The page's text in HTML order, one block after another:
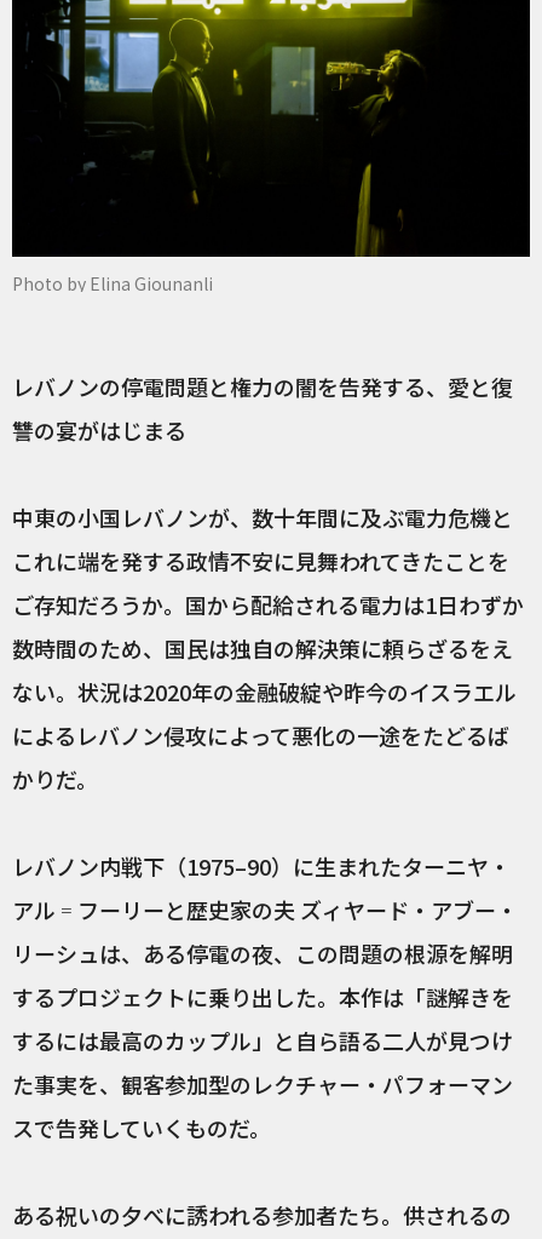
Photo by Elina Giounanli
レバノンの停電問題と権力の闇を告発する、愛と復
讐の宴がはじまる
中東の小国レバノンが、数十年間に及ぶ電力危機と
これに端を発する政情不安に見舞われてきたことを
ご存知だろうか。国から配給される電力は1日わずか
数時間のため、国民は独自の解決策に頼らざるをえ
ない。状況は2020年の金融破綻や昨今のイスラエル
によるレバノン侵攻によって悪化の一途をたどるば
かりだ。
レバノン内戦下（1975–90）に生まれたターニヤ・
アル゠フーリーと歴史家の夫 ズィヤード・アブー・
リーシュは、ある停電の夜、この問題の根源を解明
するプロジェクトに乗り出した。本作は「謎解きを
するには最高のカップル」と自ら語る二人が見つけ
た事実を、観客参加型のレクチャー・パフォーマン
スで告発していくものだ。
ある祝いの夕べに誘われる参加者たち。供されるの